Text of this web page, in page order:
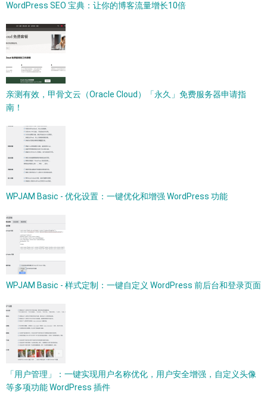
WordPress SEO 宝典：让你的博客流量增长10倍
亲测有效，甲骨文云（Oracle Cloud）「永久」免费服务器申请指
南！
WPJAM Basic - 优化设置：一键优化和增强 WordPress 功能
WPJAM Basic - 样式定制：一键自定义 WordPress 前后台和登录页面
「用户管理」：一键实现用户名称优化，用户安全增强，自定义头像
等多项功能 WordPress 插件